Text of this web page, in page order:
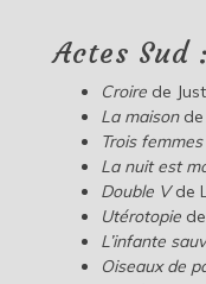
Actes Sud :
Croirede
La maisonde
Trois
La nuit est
Double Vde
Utérotopiede
L’infante
Oiseaux de